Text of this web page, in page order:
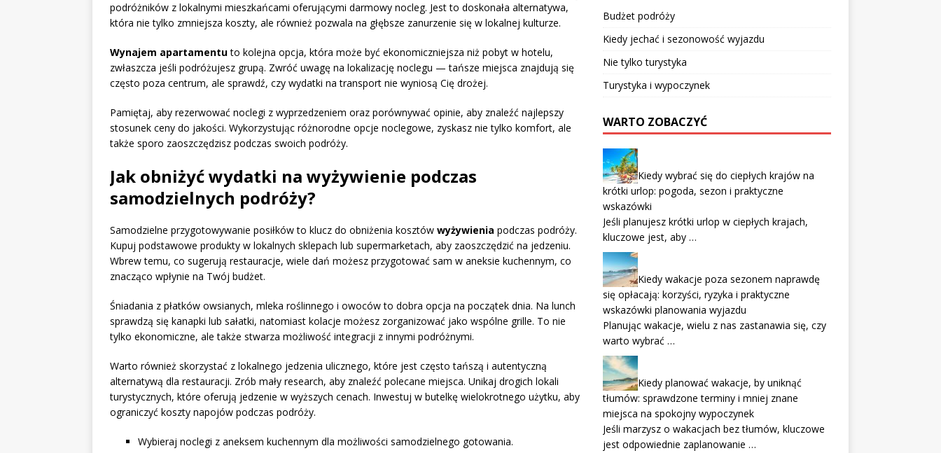
podróżników z lokalnymi mieszkańcami oferującymi darmowy nocleg. Jest to doskonała alternatywa,
która nie tylko zmniejsza koszty, ale również pozwala na głębsze zanurzenie się w lokalnej kulturze.
Wynajem apartamentuto kolejna opcja, która może być ekonomiczniejsza niż pobyt w hotelu,
zwłaszcza jeśli podróżujesz grupą. Zwróć uwagę na lokalizację noclegu — tańsze miejsca znajdują się
często poza centrum, ale sprawdź, czy wydatki na transport nie wyniosą Cię drożej.
Pamiętaj, aby rezerwować noclegi z wyprzedzeniem oraz porównywać opinie, aby znaleźć najlepszy
stosunek ceny do jakości. Wykorzystując różnorodne opcje noclegowe, zyskasz nie tylko komfort, ale
także sporo zaoszczędzisz podczas swoich podróży.
Jak obniżyć wydatki na wyżywienie podczas
samodzielnych podróży?
Samodzielne przygotowywanie posiłków to klucz do obniżenia kosztów wyżywienia podczas podróży.
Kupuj podstawowe produkty w lokalnych sklepach lub supermarketach, aby zaoszczędzić na jedzeniu.
Wbrew temu, co sugerują restauracje, wiele dań możesz przygotować sam w aneksie kuchennym, co
znacząco wpłynie na Twój budżet.
Śniadania z płatków owsianych, mleka roślinnego i owoców to dobra opcja na początek dnia. Na lunch
sprawdzą się kanapki lub sałatki, natomiast kolacje możesz zorganizować jako wspólne grille. To nie
tylko ekonomiczne, ale także stwarza możliwość integracji z innymi podróżnymi.
Warto również skorzystać z lokalnego jedzenia ulicznego, które jest często tańszą i autentyczną
alternatywą dla restauracji. Zrób mały research, aby znaleźć polecane miejsca. Unikaj drogich lokali
turystycznych, które oferują jedzenie w wyższych cenach. Inwestuj w butelkę wielokrotnego użytku, aby
ograniczyć koszty napojów podczas podróży.
Wybieraj noclegi z aneksem kuchennym dla możliwości samodzielnego gotowania.
Budżet podróży
Kiedy jechać i sezonowość wyjazdu
Nie tylko turystyka
Turystyka i wypoczynek
WARTO ZOBACZYĆ
Kiedy wybrać się do ciepłych krajów na
krótki urlop: pogoda, sezon i praktyczne
wskazówki
Jeśli planujesz krótki urlop w ciepłych krajach,
kluczowe jest, aby …
Kiedy wakacje poza sezonem naprawdę
się opłacają: korzyści, ryzyka i praktyczne
wskazówki planowania wyjazdu
Planując wakacje, wielu z nas zastanawia się, czy
warto wybrać …
Kiedy planować wakacje, by uniknąć
tłumów: sprawdzone terminy i mniej znane
miejsca na spokojny wypoczynek
Jeśli marzysz o wakacjach bez tłumów, kluczowe
jest odpowiednie zaplanowanie …